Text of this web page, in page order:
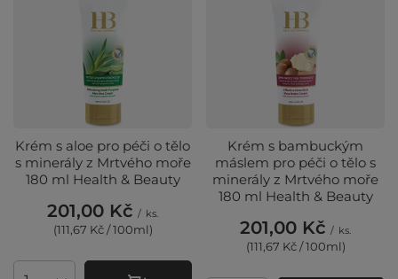
Krém s aloe pro péči o tělo
s minerály z Mrtvého moře
180 ml Health & Beauty
201,00 Kč / ks.
(111,67 Kč / 100ml)
Krém s bambuckým
máslem pro péči o tělo s
minerály z Mrtvého moře
180 ml Health & Beauty
201,00 Kč / ks.
(111,67 Kč / 100ml)